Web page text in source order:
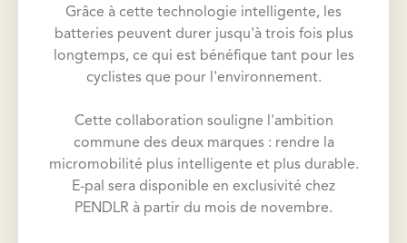
Grâce à cette technologie intelligente, les
batteries peuvent durer jusqu'à trois fois plus
longtemps, ce qui est bénéfique tant pour les
cyclistes que pour l'environnement.
Cette collaboration souligne l'ambition
commune des deux marques : rendre la
micromobilité plus intelligente et plus durable.
E-pal sera disponible en exclusivité chez
PENDLR à partir du mois de novembre.